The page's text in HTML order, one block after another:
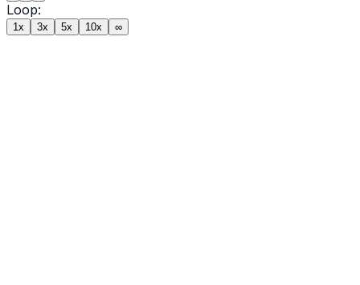
Loop:
1x 3x 5x 10x ∞